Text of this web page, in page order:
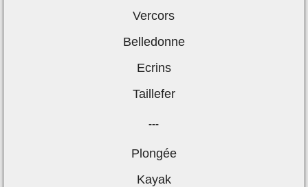
Vercors
Belledonne
Ecrins
Taillefer
---
Plongée
Kayak